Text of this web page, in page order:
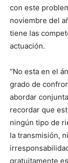
con este
noviembre del
tiene las
actuación.
“No esta en el
grado de
abordar
recordar que
ningún tipo de
la transmisión,
gratuitamente